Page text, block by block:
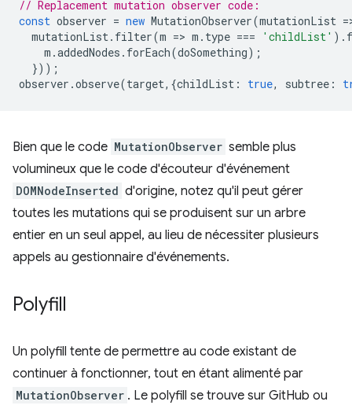
// Replacement mutation observer code:
const observer = new MutationObserver(mutationList =
mutationList. filter(m => m . type === 'childList' ).
m .addedNodes . forEach(doSomething);
}));
observer .observe(target,{childList : true, subtree :
Bien que le code MutationObserver semble plus
volumineux que le code d'écouteur d'événement
DOMNodeInserted d'origine, notez qu'il peut gérer
toutes les mutations qui se produisent sur un arbre
entier en un seul appel, au lieu de nécessiter plusieurs
appels au gestionnaire d'événements.
Polyfill
Un polyfill tente de permettre au code existant de
continuer à fonctionner, tout en étant alimenté par
MutationObserver . Le polyfill se trouve sur GitHub ou